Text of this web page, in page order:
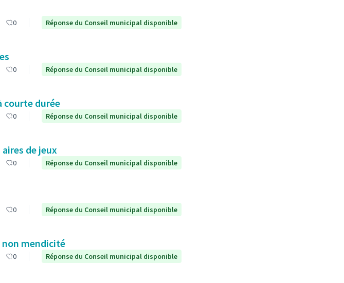
0 Réponse du Conseil municipal disponible
0 Réponse du Conseil municipal disponible
courte durée
0 Réponse du Conseil municipal disponible
de jeux
0 Réponse du Conseil municipal disponible
0 Réponse du Conseil municipal disponible
mendicité
0 Réponse du Conseil municipal disponible